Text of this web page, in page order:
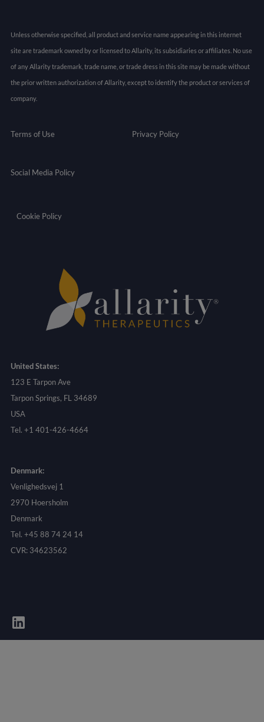
Unless otherwise specified, all product and service name appearing in this internet
site are trademark owned by or licensed to Allarity, its subsidiaries or affiliates. No use
of any Allarity trademark, trade name, or trade dress in this site may be made without
the prior written authorization of Allarity, except to identify the product or services of
company.
Terms of Use Privacy Policy
Social Media Policy
Cookie Policy
United States:
123 E Tarpon Ave
Tarpon Springs, FL 34689
USA
Tel. +1 401-426-4664
Denmark:
Venlighedsvej 1
2970 Hoersholm
Denmark
Tel. +45 88 74 24 14
CVR: 34623562